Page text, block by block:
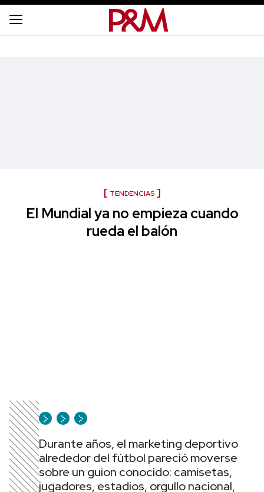
TENDENCIAS
El Mundial ya no empieza cuando
rueda el balón
Durante años, el marketing deportivo
alrededor del fútbol pareció moverse
sobre un guion conocido: camisetas,
jugadores, estadios, orgullo nacional,